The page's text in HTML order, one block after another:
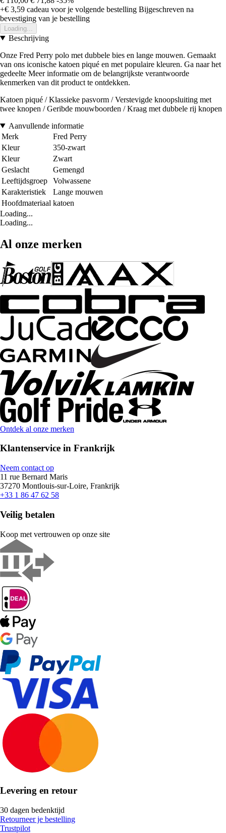
+€ 3,59 cadeau voor je volgende bestelling Bijgeschreven na
bevestiging van je bestelling
Loading...
Beschrijving
Onze Fred Perry polo met dubbele bies en lange mouwen. Gemaakt
van ons iconische katoen piqué en met populaire kleuren. Ga naar het
gedeelte Meer informatie om de belangrijkste verantwoorde
kenmerken van dit product te ontdekken.
Katoen piqué / Klassieke pasvorm / Verstevigde knoopsluiting met
twee knopen / Geribde mouwboorden / Kraag met dubbele rij knopen
Aanvullende informatie
Merk
Fred Perry
Kleur
350-zwart
Kleur
Zwart
Geslacht
Gemengd
Leeftijdsgroep
Volwassene
Karakteristiek
Lange mouwen
Hoofdmateriaal katoen
Loading...
Loading...
Al onze merken
Ontdek al onze merken
Klantenservice in Frankrijk
Neem contact op
11 rue Bernard Maris
37270 Montlouis-sur-Loire, Frankrijk
+33 1 86 47 62 58
Veilig betalen
Koop met vertrouwen op onze site
Levering en retour
30 dagen bedenktijd
Retourneer je bestelling
Trustpilot